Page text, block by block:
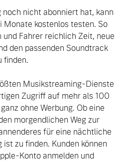
Selekt
Neuwagenalternative
erfahren
Winter- und
Kompletträder.
sprechen Sie uns
an.
erfahren
Entdecken Sie unsere
Angebote.
erfahren
nicht abonniert hat, kann
Monate kostenlos testen. So
und Fahrer reichlich Zeit, neue
den passenden Soundtrack
finden.
Musikstreaming-Dienste
Zugriff auf mehr als 100
ohne Werbung. Ob eine
morgendlichen Weg zur
für eine nächtliche
ist zu finden. Kunden können
Konto anmelden und